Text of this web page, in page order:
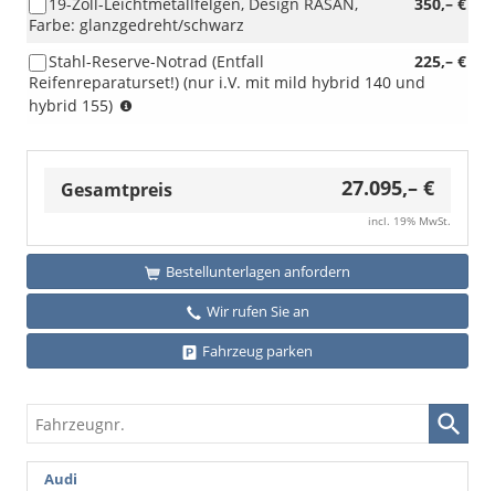
Farbe: glanzgedreht/schwarz
225,– €
Stahl-Reserve-Notrad (Entfall
Reifenreparaturset!) (nur i.V. mit mild hybrid 140 und
hybrid 155)
mit
hybrid
hybrid
155)
Gesamtpreis 27.095,– €
incl. 19% MwSt.
Bestellunterlagen anfordern
Wir rufen Sie an
Fahrzeug parken
Fahrzeugnr.
Audi